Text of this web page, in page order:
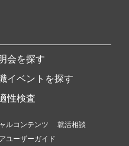
会を探す
イベントを探す
性検査
ルコンテンツ
就活相談
ユーザーガイド